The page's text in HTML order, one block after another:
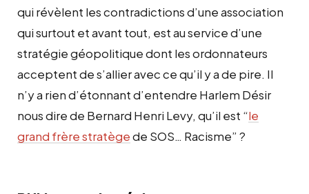
qui révèlent les contradictions d’une association
qui surtout et avant tout, est au service d’une
stratégie géopolitique dont les ordonnateurs
acceptent de s’allier avec ce qu’il y a de pire. Il
n’y a rien d’étonnant d’entendre Harlem Désir
nous dire de Bernard Henri Levy, qu’il est “le
grand frère stratègede SOS… Racisme” ?